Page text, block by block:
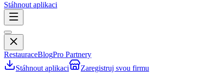
Stáhnout aplikaci
RestauraceBlogPro Partnery
Stáhnout aplikaci
Zaregistruj svou firmu